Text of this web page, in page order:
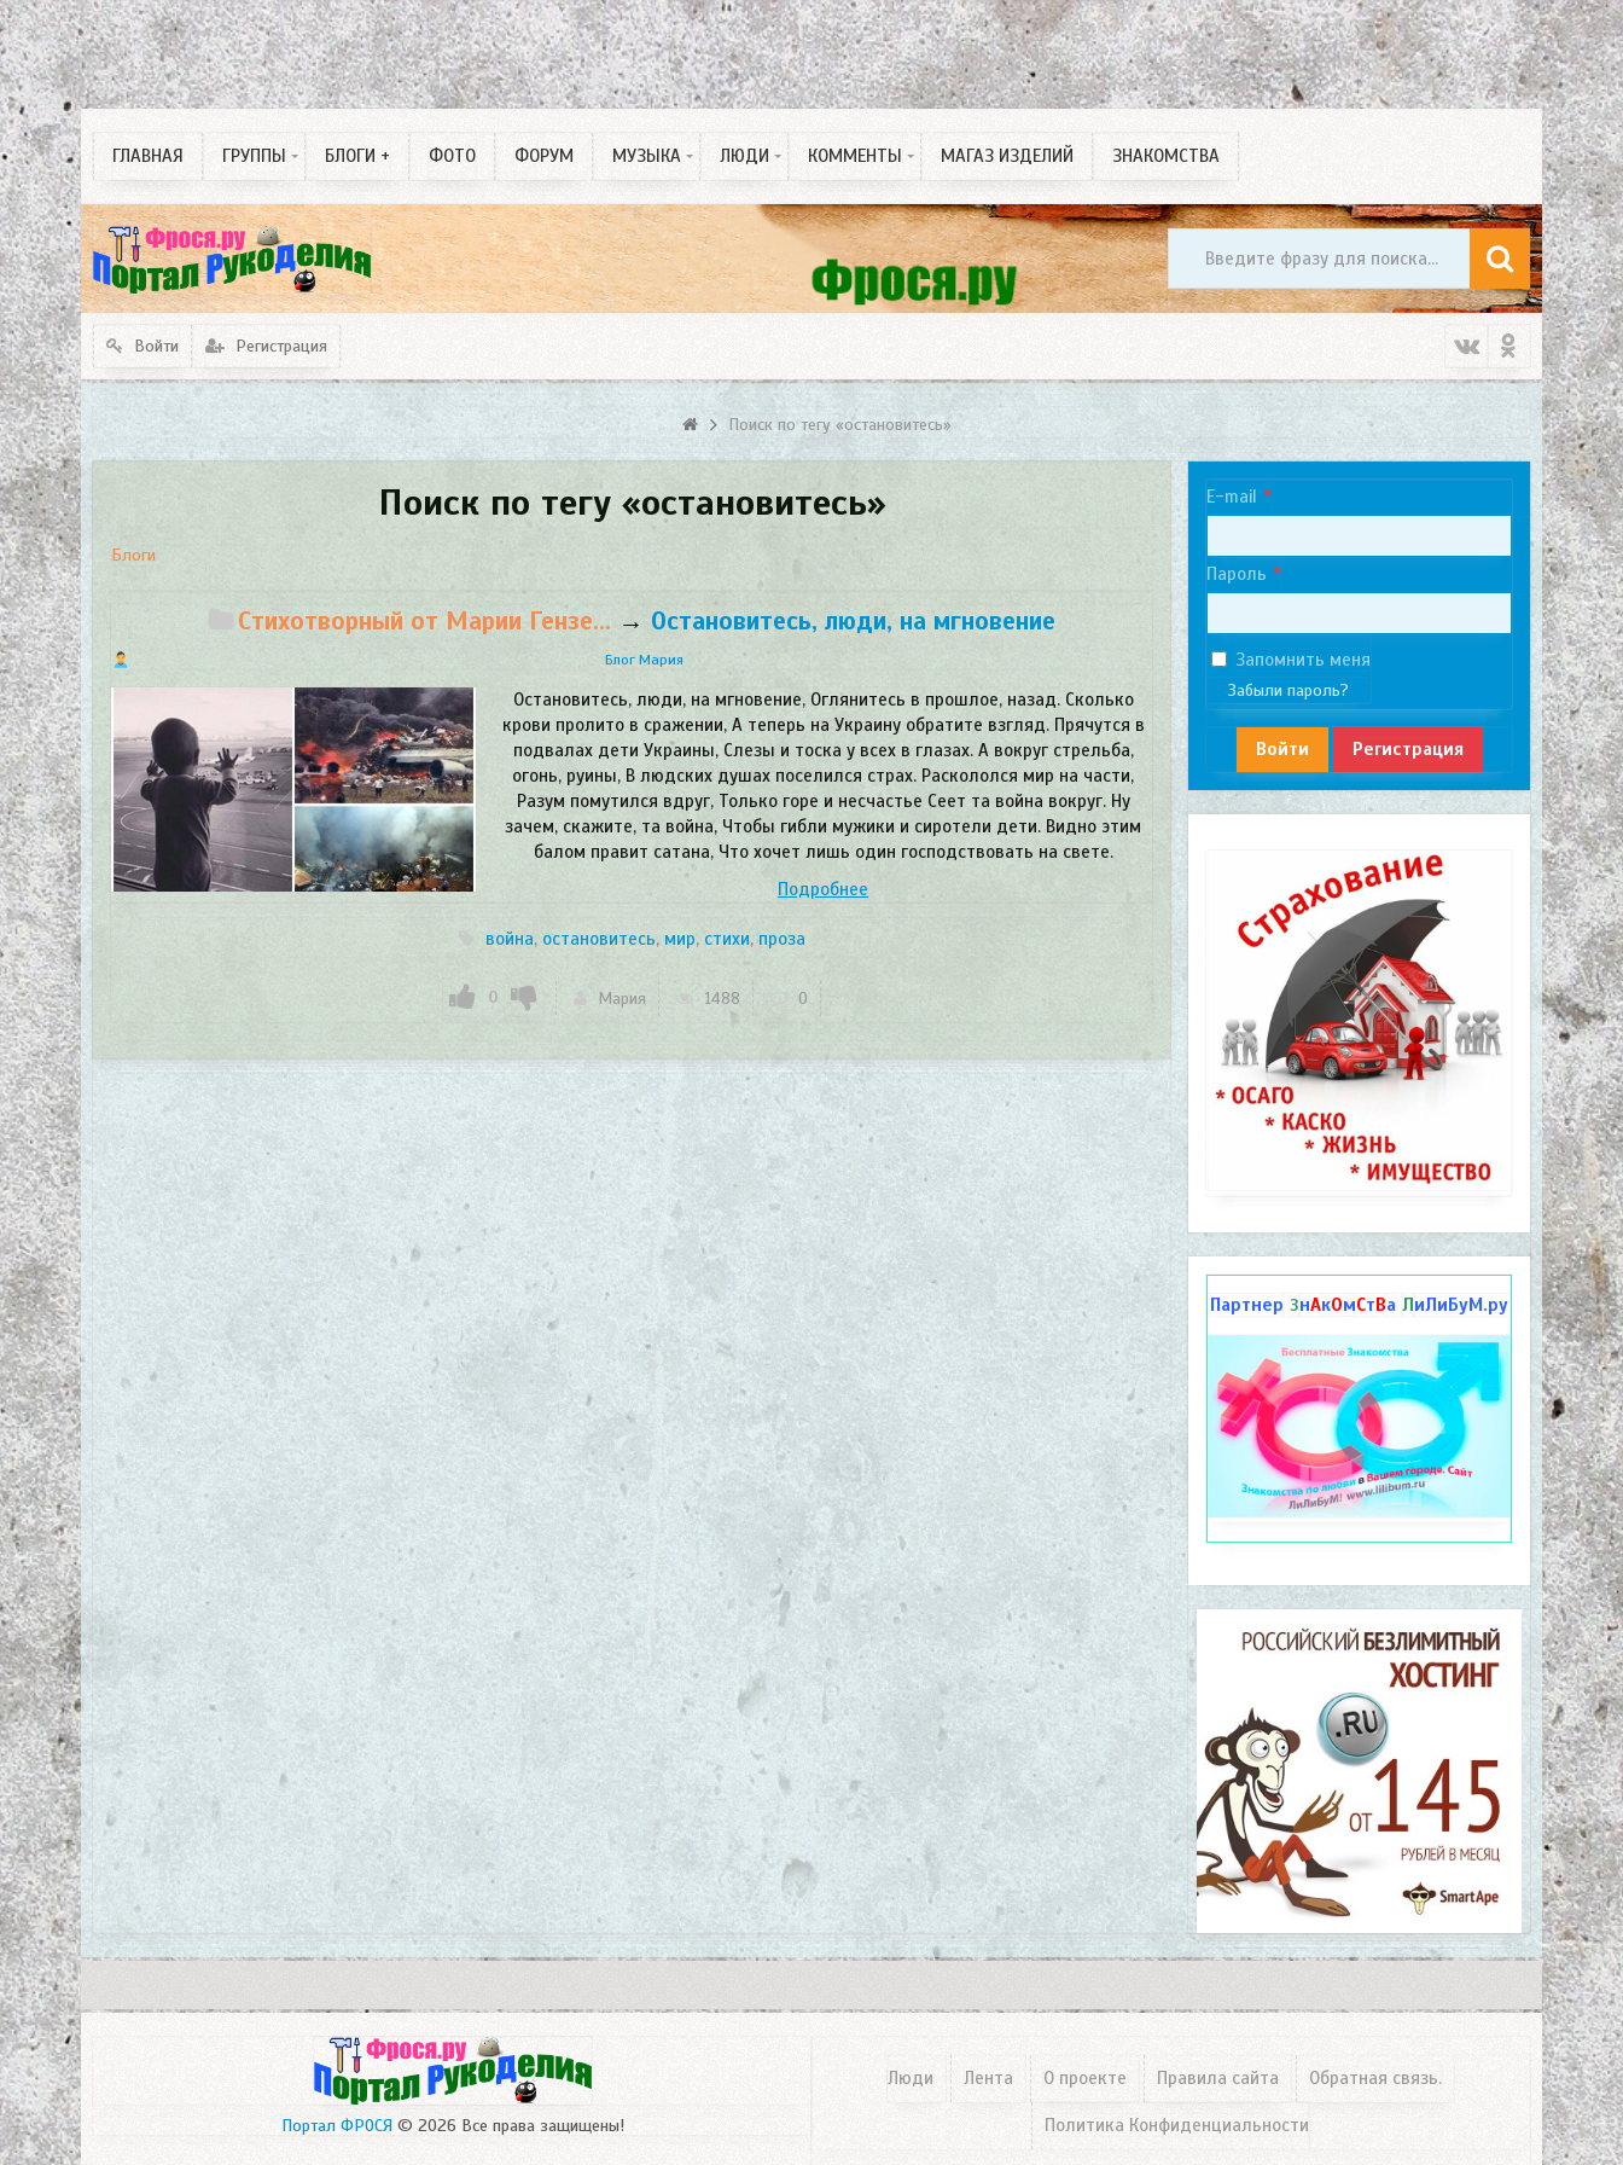
ГЛАВНАЯ ГРУППЫ
Собаководство
Одинокие души любви
3 D изделия. ручная
работа.
БЛОГИ + ФОТО ФОРУМ МУЗЫКА
Рингтон на Телефон
ЛЮДИ ПДД тесты
КОММЕНТЫ
Спонсорские статьиМАГАЗ ИЗДЕЛИЙ ЗНАКОМСТВА
Войти Регистрация
Поиск по тегу «остановитесь»
Поиск по тегу «остановитесь»
Блоги
Стихотворный от Марии Гензе... → Остановитесь, люди, на мгновение
Блог Мария
Остановитесь, люди, на мгновение, Оглянитесь в прошлое, назад. Сколько
крови пролито в сражении, А теперь на Украину обратите взгляд. Прячутся в
подвалах дети Украины, Слезы и тоска у всех в глазах. А вокруг стрельба,
огонь, руины, В людских душах поселился страх. Раскололся мир на части,
Разум помутился вдруг, Только горе и несчастье Сеет та война вокруг. Ну
зачем, скажите, та война, Чтобы гибли мужики и сиротели дети. Видно этим
балом правит сатана, Что хочет лишь один господствовать на свете.
Подробнее
война, остановитесь, мир, стихи, проза
0 Мария 1488 0
E-mail
Пароль
Запомнить меня
Забыли пароль?
Войти Регистрация
Партнер ЗнАкОмСтВа ЛиЛиБуМ.ру
Люди Лента О проекте Правила сайта Обратная связь.
Политика Конфиденциальности
Портал ФРОСЯ© 2026 Все права защищены!